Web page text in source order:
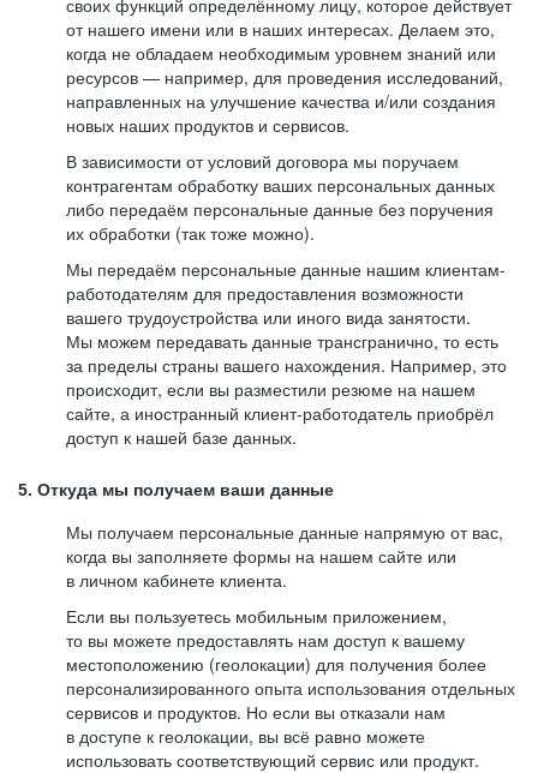
своих функций определённому лицу, которое действует
от нашего имени или в наших интересах. Делаем это,
когда не обладаем необходимым уровнем знаний или
ресурсов — например, для проведения исследований,
направленных на улучшение качества и/или создания
новых наших продуктов и сервисов.
В зависимости от условий договора мы поручаем
контрагентам обработку ваших персональных данных
либо передаём персональные данные без поручения
их обработки (так тоже можно).
Мы передаём персональные данные нашим клиентам-
работодателям для предоставления возможности
вашего трудоустройства или иного вида занятости.
Мы можем передавать данные трансгранично, то есть
за пределы страны вашего нахождения. Например, это
происходит, если вы разместили резюме на нашем
сайте, а иностранный клиент-работодатель приобрёл
доступ к нашей базе данных.
5. Откуда мы получаем ваши данные
Мы получаем персональные данные напрямую от вас,
когда вы заполняете формы на нашем сайте или
в личном кабинете клиента.
Если вы пользуетесь мобильным приложением,
то вы можете предоставлять нам доступ к вашему
местоположению (геолокации) для получения более
персонализированного опыта использования отдельных
сервисов и продуктов. Но если вы отказали нам
в доступе к геолокации, вы всё равно можете
использовать соответствующий сервис или продукт.